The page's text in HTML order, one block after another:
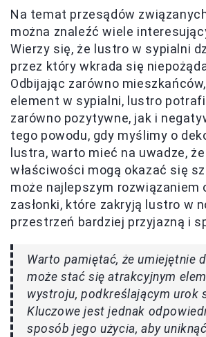
Na temat przesądów
można znaleźć wiele
Wierzy się, że lustro w sypialni
przez który wkrada się
Odbijając zarówno
element w sypialni, lustro
zarówno pozytywne, jak i
tego powodu, gdy myślimy o
lustra, warto mieć na uwadze,
właściwości mogą okazać się
może najlepszym rozwiązaniem
zasłonki, które zakryją lustro w
przestrzeń bardziej przyjazną i
Warto pamiętać, że umiejętnie
może stać się atrakcyjnym
wystroju, podkreślającym urok
Kluczowe jest jednak
sposób jego użycia, aby uniknąć